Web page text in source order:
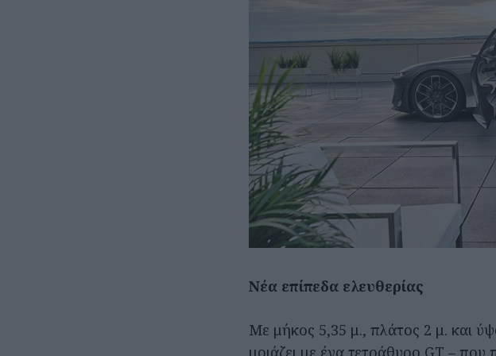
Νέα επίπεδα ελευθερίας
Με μήκος 5,35 μ., πλάτος 2 μ. και
μοιάζει με ένα τετράθυρο GT –